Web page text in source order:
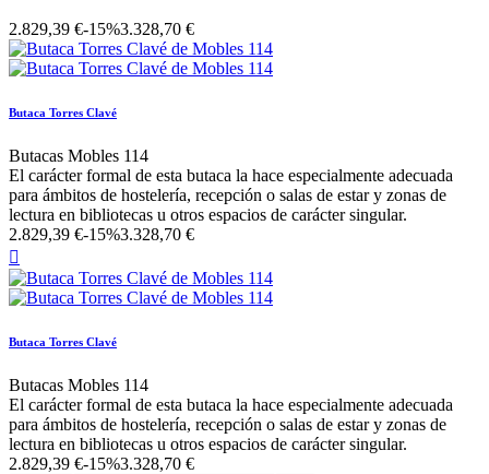
2.829,39 €-15%3.328,70 €
Butaca Torres Clavé
Butacas Mobles 114
El carácter formal de esta butaca la hace especialmente adecuada
para ámbitos de hostelería, recepción o salas de estar y zonas de
lectura en bibliotecas u otros espacios de carácter singular.
2.829,39 €-15%3.328,70 €

Butaca Torres Clavé
Butacas Mobles 114
El carácter formal de esta butaca la hace especialmente adecuada
para ámbitos de hostelería, recepción o salas de estar y zonas de
lectura en bibliotecas u otros espacios de carácter singular.
2.829,39 €-15%3.328,70 €